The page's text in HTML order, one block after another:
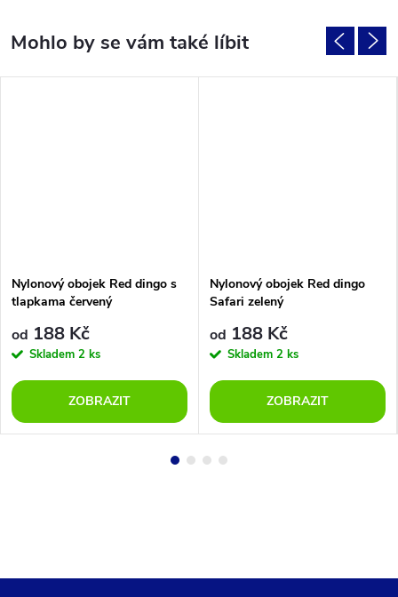
Nylonový obojek Red dingo s
tlapkama červený
od 188 Kč
Skladem 2 ks
ZOBRAZIT
Nylonový obojek Red dingo
Safari zelený
od 188 Kč
Skladem 2 ks
ZOBRAZIT